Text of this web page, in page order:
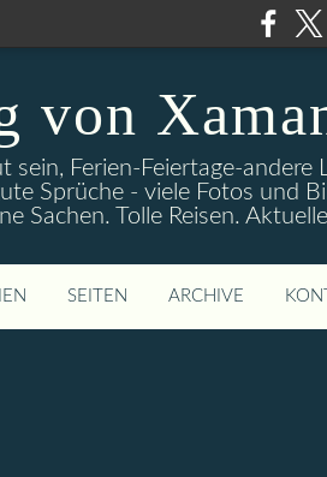
von
sein, Ferien-Feiertage-
Sprüche - viele Fotos und
Sachen. Tolle Reisen.
SEITEN ARCHIVE